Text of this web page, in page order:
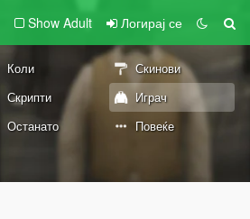
Show Adult Логирај се
Коли
Скинови
Скрипти
Играч
Останато Повеќе